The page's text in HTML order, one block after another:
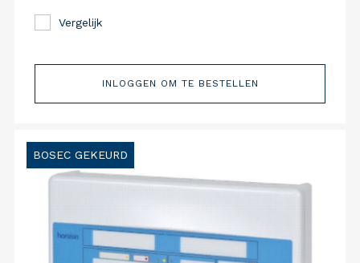
Vergelijk
INLOGGEN OM TE BESTELLEN
BOSEC GEKEURD